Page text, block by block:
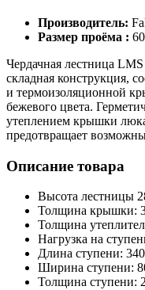
Производитель:
Размер проёма :
Чердачная лестница
складная конструкция,
и термоизоляционной
бежевого цвета.
утеплением крышки
предотвращает
Описание товара
Высота лестницы
Толщина крышки:
Толщина
Нагрузка на
Длина ступени:
Ширина ступени:
Толщина ступени: